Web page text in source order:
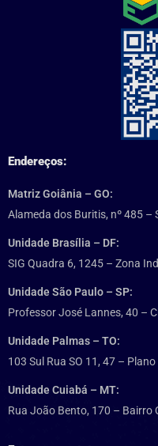
Endereços:
Matriz Goiânia – GO:
Alameda dos Buritis, nº 485 –
Unidade Brasília – DF:
SIG Quadra 6, 1245 – Zona
Unidade São Paulo – SP:
Professor José Lannes, 40 –
Unidade Palmas – TO:
103 Sul Rua SO 11, 47 – Plano
Unidade Cuiabá – MT:
Rua João Bento, 170 – Bairro